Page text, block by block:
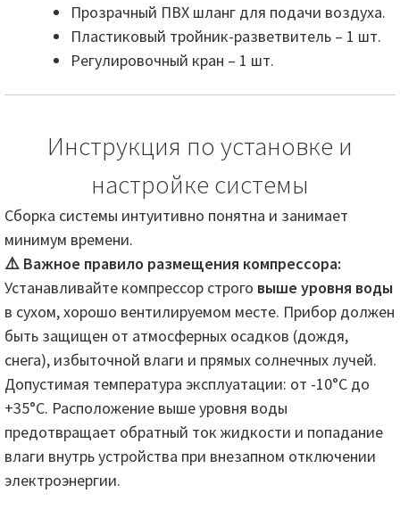
Прозрачный ПВХ шланг для подачи воздуха.
Пластиковый тройник-разветвитель – 1 шт.
Регулировочный кран – 1 шт.
Инструкция по установке и
настройке системы
Сборка системы интуитивно понятна и занимает
минимум времени.
⚠️ Важное правило размещения компрессора:
Устанавливайте компрессор строго выше уровня воды
в сухом, хорошо вентилируемом месте. Прибор должен
быть защищен от атмосферных осадков (дождя,
снега), избыточной влаги и прямых солнечных лучей.
Допустимая температура эксплуатации: от -10°C до
+35°C. Расположение выше уровня воды
предотвращает обратный ток жидкости и попадание
влаги внутрь устройства при внезапном отключении
электроэнергии.